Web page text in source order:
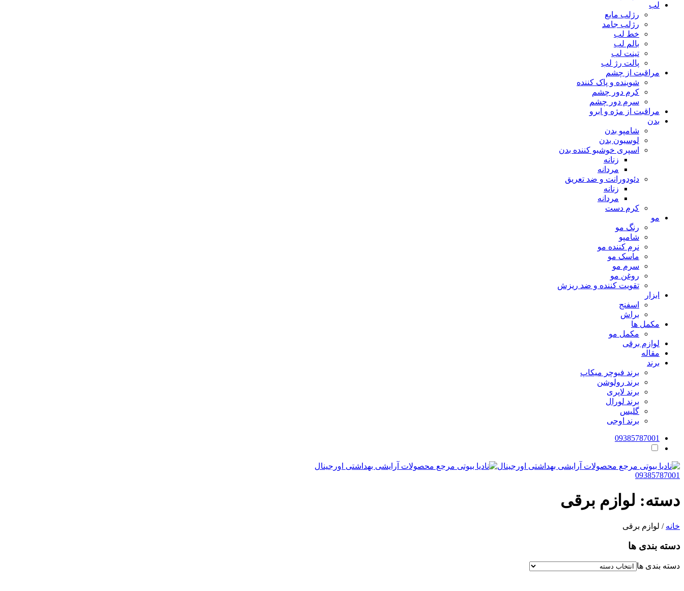
لب
رژلب مایع
رژلب جامد
خط لب
بالم لب
تینت لب
پالت رژ لب
مراقبت از چشم
شوینده و پاک کننده
کرم دور چشم
سرم دور چشم
مراقبت از مژه و ابرو
بدن
شامپو بدن
لوسیون بدن
اسپری خوشبو کننده بدن
زنانه
مردانه
دئودورانت و ضد تعریق
زنانه
مردانه
کرم دست
مو
رنگ مو
شامپو
نرم کننده مو
ماسک مو
سرم مو
روغن مو
تقویت کننده و ضد ریزش
ابزار
اسفنج
براش
مکمل ها
مکمل مو
لوازم برقی
مقاله
برند
برند فیوچر میکاپ
برند رولوشن
برند لاپری
برند لورال
گلیس
برند اوجی
09385787001
09385787001
دسته: لوازم برقی
خانه / لوازم برقی
دسته بندی ها
دسته بندی ها